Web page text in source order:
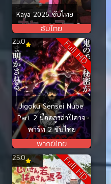
Kaya 2025 ซับไทย
ซับไทย
Full HD
Jigoku Sensei Nube
Part 2 มืออสูรล่าปีศาจ
พาร์ท 2 ซับไทย
พากย์ไทย
25.0
Full HD
25.0